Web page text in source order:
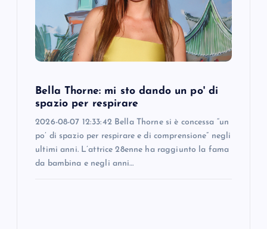
Bella Thorne: mi sto dando un po' di
spazio per respirare
2026-08-07 12:33:42 Bella Thorne si è concessa “un
po’ di spazio per respirare e di comprensione” negli
ultimi anni. L’attrice 28enne ha raggiunto la fama
da bambina e negli anni…